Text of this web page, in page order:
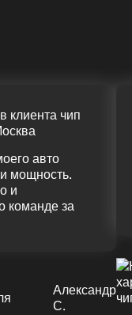
авто
мощность.
и
команде за
Александр
С.